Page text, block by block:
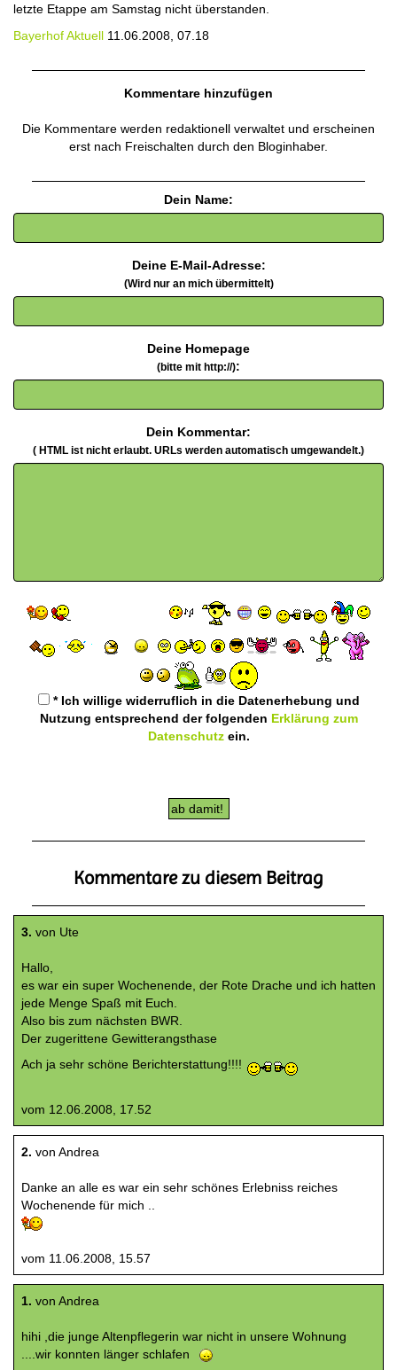
letzte Etappe am Samstag nicht überstanden.
Bayerhof Aktuell 11.06.2008, 07.18
Kommentare hinzufügen
Die Kommentare werden redaktionell verwaltet und erscheinen
erst nach Freischalten durch den Bloginhaber.
Dein Name:
Deine E-Mail-Adresse:
(Wird nur an mich übermittelt)
Deine Homepage
(bitte mit http://):
Dein Kommentar:
( HTML ist nicht erlaubt. URLs werden automatisch umgewandelt.)
* Ich willige widerruflich in die Datenerhebung und
Nutzung entsprechend der folgenden Erklärung zum
Datenschutzein.
Kommentare zu diesem Beitrag
3. von Ute
Hallo,
es war ein super Wochenende, der Rote Drache und ich hatten
jede Menge Spaß mit Euch.
Also bis zum nächsten BWR.
Der zugerittene Gewitterangsthase
Ach ja sehr schöne Berichterstattung!!!!
vom 12.06.2008, 17.52
2. von Andrea
Danke an alle es war ein sehr schönes Erlebniss reiches
Wochenende für mich ..
vom 11.06.2008, 15.57
1. von Andrea
hihi ,die junge Altenpflegerin war nicht in unsere Wohnung
....wir konnten länger schlafen